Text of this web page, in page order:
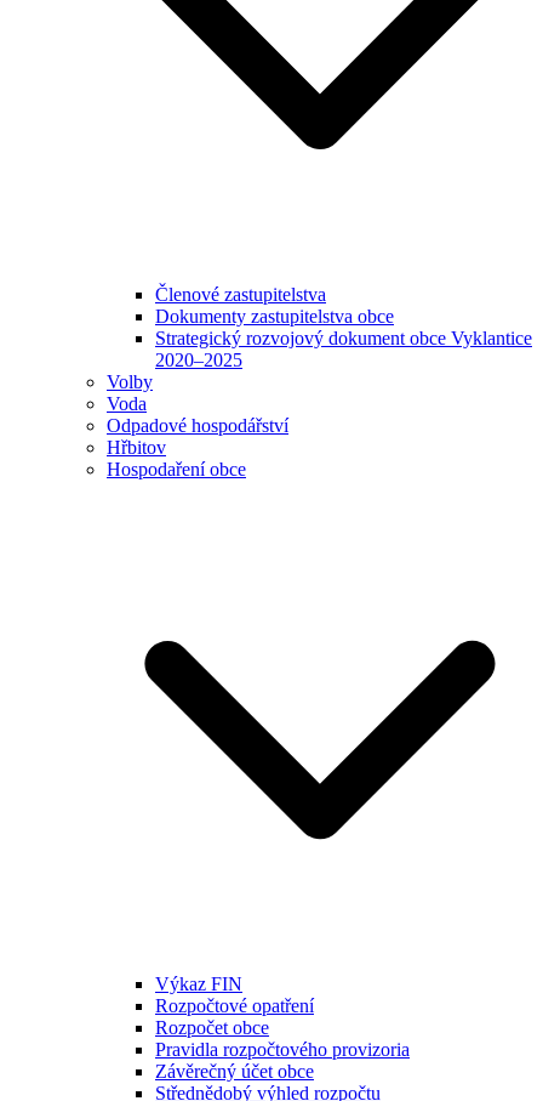
Členové zastupitelstva
Dokumenty zastupitelstva obce
Strategický rozvojový dokument obce Vyklantice
2020–2025
Volby
Voda
Odpadové hospodářství
Hřbitov
Hospodaření obce
Výkaz FIN
Rozpočtové opatření
Rozpočet obce
Pravidla rozpočtového provizoria
Závěrečný účet obce
Střednědobý výhled rozpočtu